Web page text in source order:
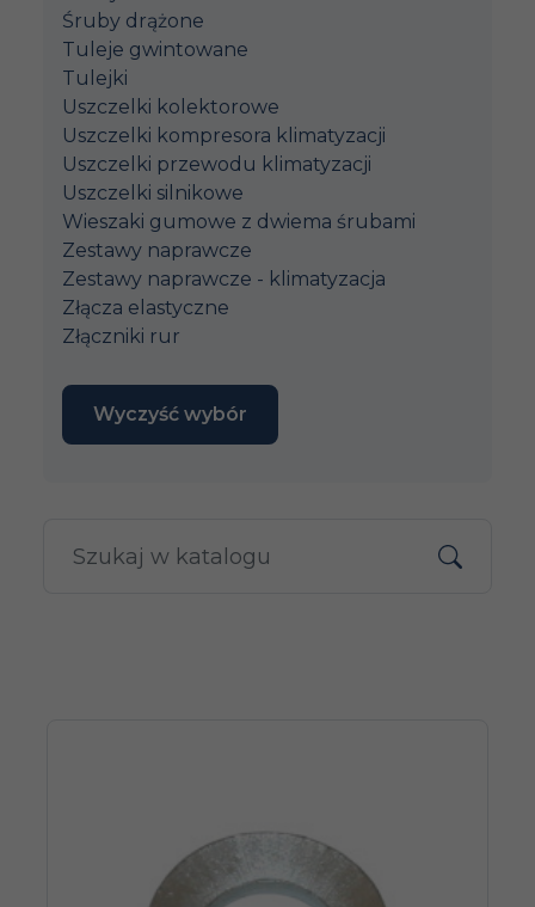
Śruby drążone
Tuleje gwintowane
Tulejki
Uszczelki kolektorowe
Uszczelki kompresora klimatyzacji
Uszczelki przewodu klimatyzacji
Uszczelki silnikowe
Wieszaki gumowe z dwiema śrubami
Zestawy naprawcze
Zestawy naprawcze - klimatyzacja
Złącza elastyczne
Złączniki rur
Wyczyść wybór